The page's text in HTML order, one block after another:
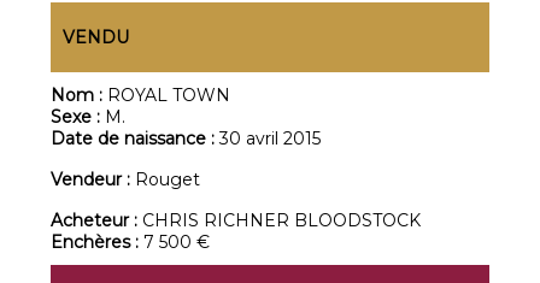
VENDU
Nom : ROYAL TOWN
Sexe : M.
Date de naissance :30 avril 2015
Vendeur : Rouget
Acheteur : CHRIS RICHNER BLOODSTOCK
Enchères :7 500 €